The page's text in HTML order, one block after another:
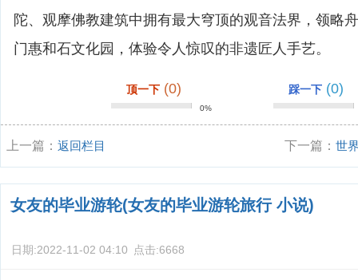
陀、观摩佛教建筑中拥有最大穹顶的观音法界，领略
门惠和石文化园，体验令人惊叹的非遗匠人手艺。
顶一下 (0)
0%
踩一下 (0)
上一篇： 返回栏目 下一篇：世
少大？
女友的毕业游轮(女友的毕业游轮旅行 小说)
日期:2022-11-02 04:10 点击:6668